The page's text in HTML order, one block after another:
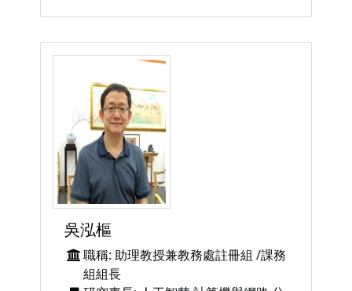
吳泓樞
職稱: 助理教授兼教務處註冊組 /課務
組組長